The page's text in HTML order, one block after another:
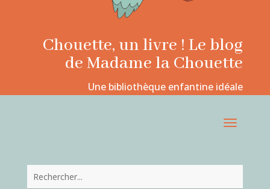
Chouette, un livre ! Le blog
de Madame la Chouette
Une bibliothèque enfantine idéale